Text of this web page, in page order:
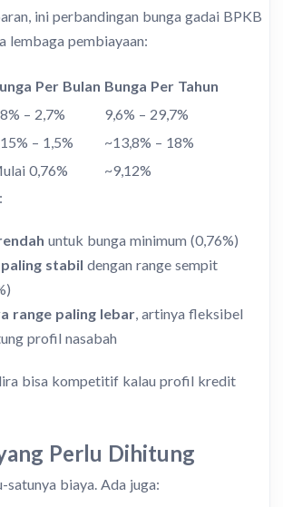
ini perbandingan bunga gadai BPKB
lembaga pembiayaan:
Per Bulan Bunga Per Tahun
– 2,7%
9,6% – 29,7%
– 1,5%
~13,8% – 18%
0,76%
~9,12%
untuk bunga minimum (0,76%)
stabil dengan range sempit
range paling lebar, artinya fleksibel
profil nasabah
bisa kompetitif kalau profil kredit
Perlu Dihitung
satunya biaya. Ada juga: